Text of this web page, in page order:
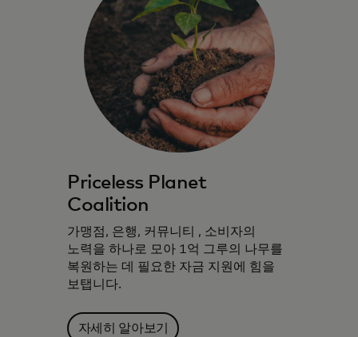
Priceless Planet
Coalition
가맹점, 은행, 커뮤니티 , 소비자의
노력을 하나로 모아 1억 그루의 나무를
복원하는 데 필요한 자금 지원에 힘을
보탭니다.
자세히 알아보기